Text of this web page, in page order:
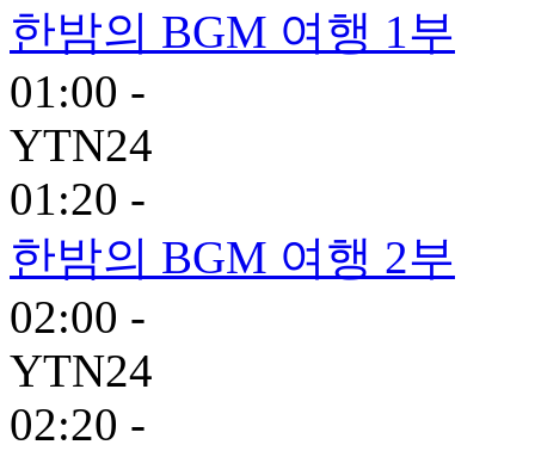
한밤의 BGM 여행 1부
01:00 -
YTN24
01:20 -
한밤의 BGM 여행 2부
02:00 -
YTN24
02:20 -